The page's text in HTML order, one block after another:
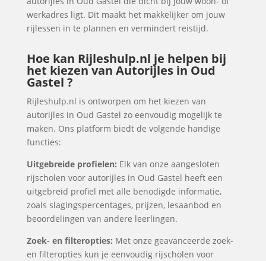
werkadres ligt. Dit maakt het makkelijker om jouw
rijlessen in te plannen en vermindert reistijd.
Hoe kan Rijleshulp.nl je helpen bij
het kiezen van Autorijles in Oud
Gastel ?
Rijleshulp.nl is ontworpen om het kiezen van
autorijles in Oud Gastel zo eenvoudig mogelijk te
maken. Ons platform biedt de volgende handige
functies:
Uitgebreide profielen: Elk van onze aangesloten
rijscholen voor autorijles in Oud Gastel heeft een
uitgebreid profiel met alle benodigde informatie,
zoals slagingspercentages, prijzen, lesaanbod en
beoordelingen van andere leerlingen.
Zoek- en filteropties: Met onze geavanceerde zoek-
en filteropties kun je eenvoudig rijscholen voor